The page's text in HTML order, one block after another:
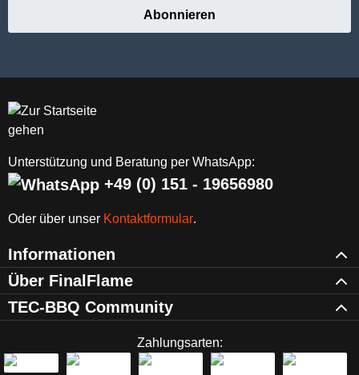
Abonnieren
Unterstützung und Beratung per WhatsApp:
+49 (0) 151 - 19656980
Oder über unser Kontaktformular.
Informationen
Über FinalFlame
TEC-BBQ Community
Zahlungsarten: